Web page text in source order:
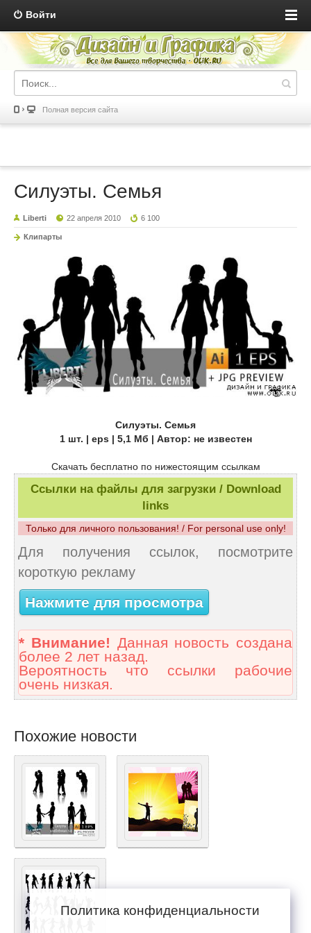
Войти
Полная версия сайта
Силуэты. Семья
Liberti 22 апреля 2010 6 100
Клипарты
Силуэты. Семья
1 шт. | eps | 5,1 Мб | Автор: не известен
Скачать бесплатно по нижестоящим ссылкам
Ссылки на файлы для загрузки / Download
links
Только для личного пользования! / For personal use only!
Для получения ссылок, посмотрите
короткую рекламу
Нажмите для просмотра
* Внимание! Данная новость создана
более 2 лет назад.
Вероятность что ссылки рабочие
очень низкая.
Похожие новости
Политика конфиденциальности